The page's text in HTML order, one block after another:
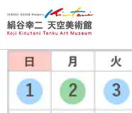
お知ら